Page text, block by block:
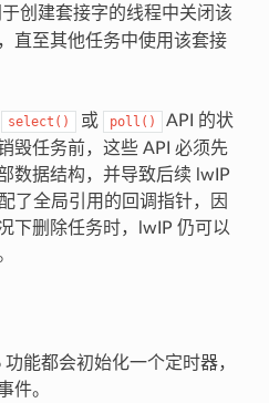
创建套接字的线程中关闭该
直至其他任务中使用该套接
select() 或 poll()
API 的状
毁任务前，这些 API 必须先
数据结构，并导致后续 lwIP
了全局引用的回调指针，因
下删除任务时，lwIP 仍可以
能都会初始化一个定时器，
件。